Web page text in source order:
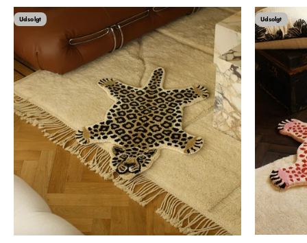
Udsolgt Udsolgt